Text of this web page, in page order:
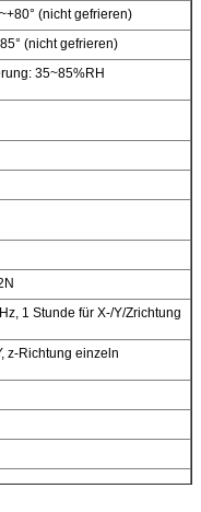
(nicht gefrieren)
(nicht gefrieren)
35~85%RH
1 Stunde für X-/Y/Zrichtung
z-Richtung einzeln